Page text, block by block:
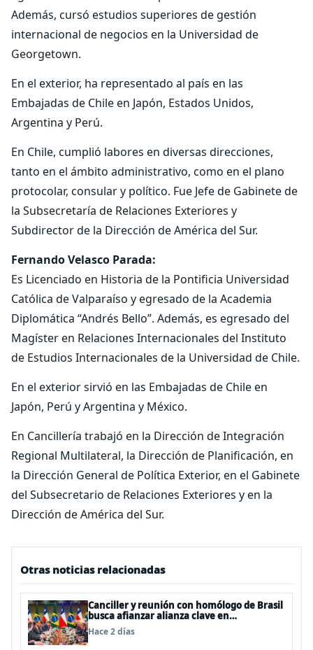
Además, cursó estudios superiores de gestión
internacional de negocios en la Universidad de
Georgetown.
En el exterior, ha representado al país en las
Embajadas de Chile en Japón, Estados Unidos,
Argentina y Perú.
En Chile, cumplió labores en diversas direcciones,
tanto en el ámbito administrativo, como en el plano
protocolar, consular y político. Fue Jefe de Gabinete de
la Subsecretaría de Relaciones Exteriores y
Subdirector de la Dirección de América del Sur.
Fernando Velasco Parada:
Es Licenciado en Historia de la Pontificia Universidad
Católica de Valparaíso y egresado de la Academia
Diplomática “Andrés Bello”. Además, es egresado del
Magíster en Relaciones Internacionales del Instituto
de Estudios Internacionales de la Universidad de Chile.
En el exterior sirvió en las Embajadas de Chile en
Japón, Perú y Argentina y México.
En Cancillería trabajó en la Dirección de Integración
Regional Multilateral, la Dirección de Planificación, en
la Dirección General de Política Exterior, en el Gabinete
del Subsecretario de Relaciones Exteriores y en la
Dirección de América del Sur.
Otras noticias relacionadas
Canciller y reunión con homólogo de Brasil
busca afianzar alianza clave en
Latinoamérica
Hace 2 días